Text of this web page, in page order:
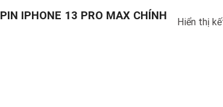
IPHONE 13 PRO MAX CHÍNH
Hiển thị